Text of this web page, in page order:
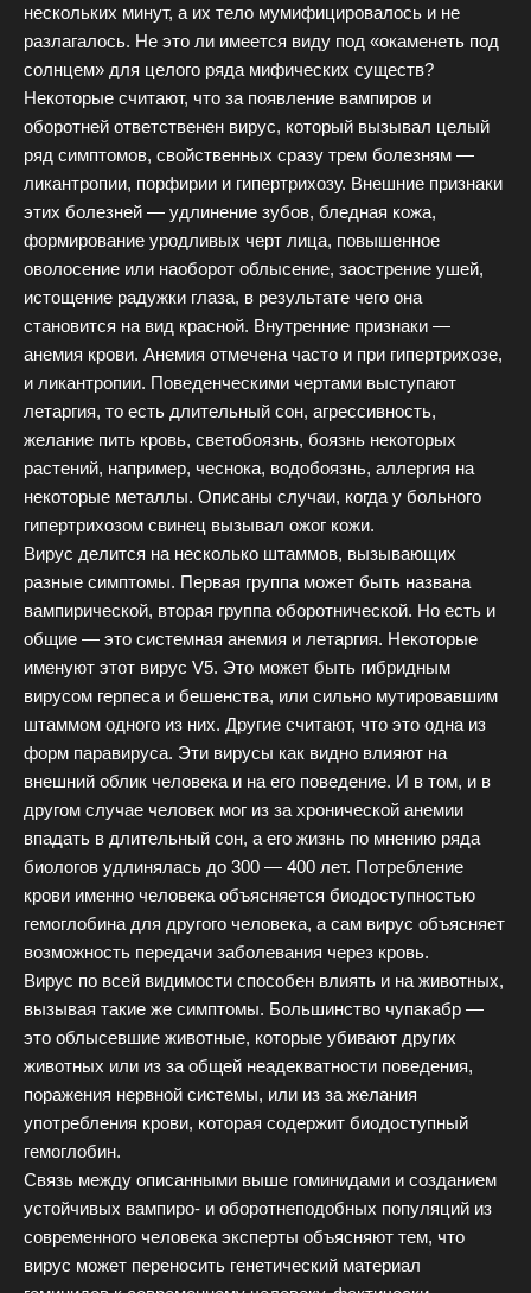
нескольких минут, а их тело мумифицировалось и не
разлагалось. Не это ли имеется виду под «окаменеть под
солнцем» для целого ряда мифических существ?
Некоторые считают, что за появление вампиров и
оборотней ответственен вирус, который вызывал целый
ряд симптомов, свойственных сразу трем болезням —
ликантропии, порфирии и гипертрихозу. Внешние признаки
этих болезней — удлинение зубов, бледная кожа,
формирование уродливых черт лица, повышенное
оволосение или наоборот облысение, заострение ушей,
истощение радужки глаза, в результате чего она
становится на вид красной. Внутренние признаки —
анемия крови. Анемия отмечена часто и при гипертрихозе,
и ликантропии. Поведенческими чертами выступают
летаргия, то есть длительный сон, агрессивность,
желание пить кровь, светобоязнь, боязнь некоторых
растений, например, чеснока, водобоязнь, аллергия на
некоторые металлы. Описаны случаи, когда у больного
гипертрихозом свинец вызывал ожог кожи.
Вирус делится на несколько штаммов, вызывающих
разные симптомы. Первая группа может быть названа
вампирической, вторая группа оборотнической. Но есть и
общие — это системная анемия и летаргия. Некоторые
именуют этот вирус V5. Это может быть гибридным
вирусом герпеса и бешенства, или сильно мутировавшим
штаммом одного из них. Другие считают, что это одна из
форм паравируса. Эти вирусы как видно влияют на
внешний облик человека и на его поведение. И в том, и в
другом случае человек мог из за хронической анемии
впадать в длительный сон, а его жизнь по мнению ряда
биологов удлинялась до 300 — 400 лет. Потребление
крови именно человека объясняется биодоступностью
гемоглобина для другого человека, а сам вирус объясняет
возможность передачи заболевания через кровь.
Вирус по всей видимости способен влиять и на животных,
вызывая такие же симптомы. Большинство чупакабр —
это облысевшие животные, которые убивают других
животных или из за общей неадекватности поведения,
поражения нервной системы, или из за желания
употребления крови, которая содержит биодоступный
гемоглобин.
Связь между описанными выше гоминидами и созданием
устойчивых вампиро- и оборотнеподобных популяций из
современного человека эксперты объясняют тем, что
вирус может переносить генетический материал